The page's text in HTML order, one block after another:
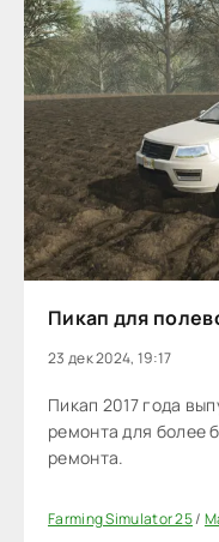
Пикап для
23 дек 2024, 19:17
Пикап 2017 года
ремонта для более
ремонта.
Farming Simulator 25/